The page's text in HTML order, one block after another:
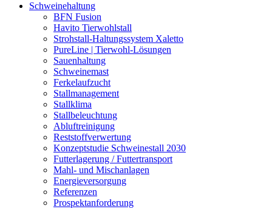
Schweinehaltung
BFN Fusion
Havito Tierwohlstall
Strohstall-Haltungssystem Xaletto
PureLine | Tierwohl-Lösungen
Sauenhaltung
Schweinemast
Ferkelaufzucht
Stallmanagement
Stallklima
Stallbeleuchtung
Abluftreinigung
Reststoffverwertung
Konzeptstudie Schweinestall 2030
Futterlagerung / Futtertransport
Mahl- und Mischanlagen
Energieversorgung
Referenzen
Prospektanforderung